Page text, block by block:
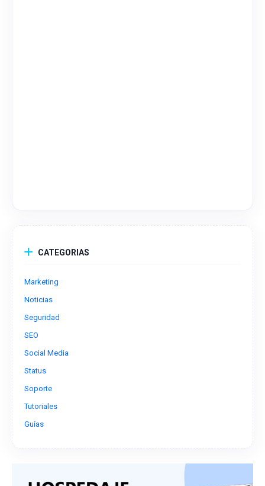
CATEGORIAS
Marketing
Noticias
Seguridad
SEO
Social Media
Status
Soporte
Tutoriales
Guías